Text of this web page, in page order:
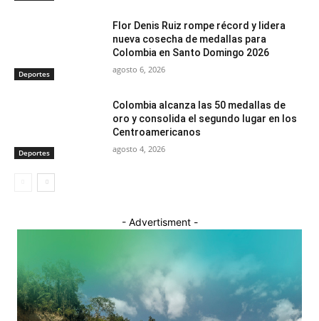
Deportes
Flor Denis Ruiz rompe récord y lidera
nueva cosecha de medallas para
Colombia en Santo Domingo 2026
agosto 6, 2026
Deportes
Colombia alcanza las 50 medallas de
oro y consolida el segundo lugar en los
Centroamericanos
agosto 4, 2026
- Advertisment -